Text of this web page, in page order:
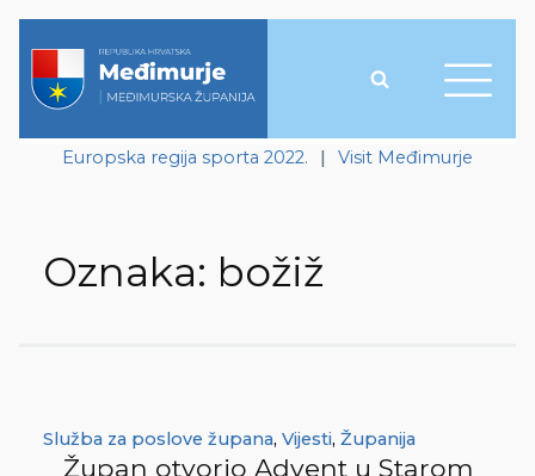
Europska regija sporta 2022. | Visit Međimurje
Oznaka: božiž
Služba za poslove župana, Vijesti, Županija
Župan otvorio Advent u Starom